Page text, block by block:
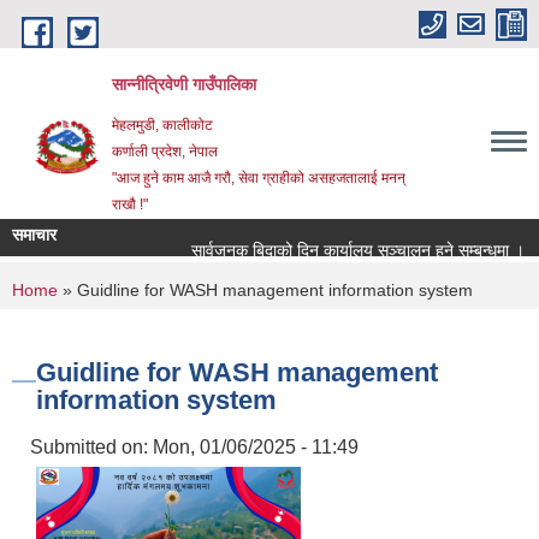
Skip to main content
सान्नीत्रिवेणी गाउँपालिका
मेहलमुडी, कालीकोट
कर्णाली प्रदेश, नेपाल
"आज हुने काम आजै गरौ, सेवा ग्राहीको असहजतालाई मनन्
राखौ !"
समाचार
सार्वजनुक बिदाको दिन कार्यालय सञ्चालन हुने सम्बन्धमा ।
You are here
Home » Guidline for WASH management information system
Guidline for WASH management
information system
Submitted on: Mon, 01/06/2025 - 11:49